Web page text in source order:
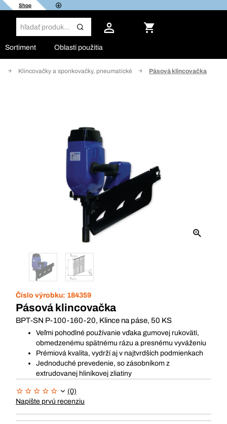
Shop
Sortiment Oblasti použitia
Klincovačky a sponkovačky, pneumatické Pásová klincovačka
Číslo výrobku: 184359
Pásová klincovačka
BPT-SN P-100-160-20, Klince na páse, 50 KS
Veľmi pohodlné používanie vďaka gumovej rukoväti,
obmedzenému spätnému rázu a presnému vyváženiu
Prémiová kvalita, vydrží aj v najtvrdších podmienkach
Jednoduché prevedenie, so zásobníkom z
extrudovanej hliníkovej zliatiny
(0)
Napíšte prvú recenziu